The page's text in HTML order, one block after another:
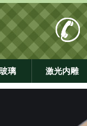
璃 激光内雕